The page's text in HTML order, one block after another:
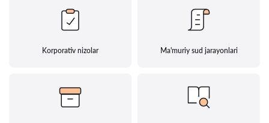
Korporativ nizolar Ma'muriy sud jarayonlari